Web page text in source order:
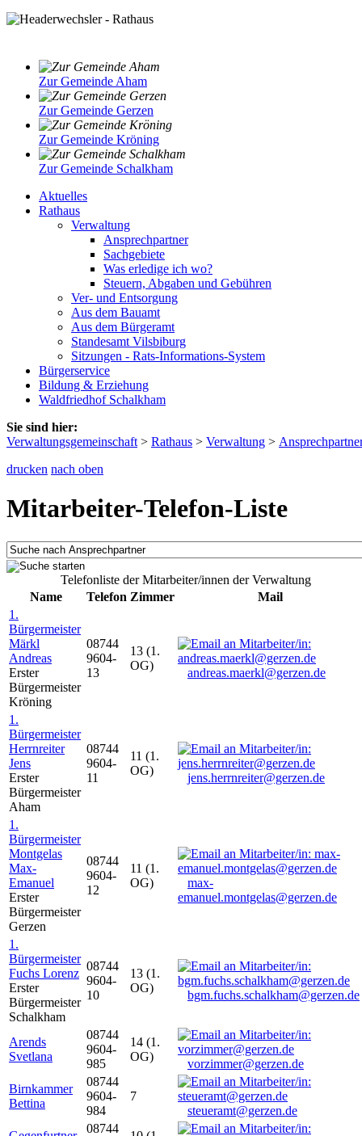
Zur Gemeinde Aham
Zur Gemeinde Gerzen
Zur Gemeinde Kröning
Zur Gemeinde Schalkham
Aktuelles
Rathaus
Verwaltung
Ansprechpartner
Sachgebiete
Was erledige ich wo?
Steuern, Abgaben und Gebühren
Ver- und Entsorgung
Aus dem Bauamt
Aus dem Bürgeramt
Standesamt Vilsbiburg
Sitzungen - Rats-Informations-System
Bürgerservice
Bildung & Erziehung
Waldfriedhof Schalkham
Sie sind hier:
Verwaltungsgemeinschaft > Rathaus > Verwaltung >
drucken nach oben
Mitarbeiter-Telefon-Liste
Telefonliste der Mitarbeiter/innen der Verwaltung
Name
Telefon Zimmer
Mail
1.
Bürgermeister
Märkl
Andreas
Erster
Bürgermeister
Kröning
08744
9604-
13
13 (1.
OG)
andreas.maerkl@gerzen.de
1.
Bürgermeister
Herrnreiter
Jens
Erster
Bürgermeister
Aham
08744
9604-
11
11 (1.
OG)
jens.herrnreiter@gerzen.de
1.
Bürgermeister
Montgelas
Max-
Emanuel
Erster
Bürgermeister
Gerzen
08744
9604-
12
11 (1.
OG)
max-
emanuel.montgelas@gerzen.de
1.
Bürgermeister
Fuchs Lorenz
Erster
Bürgermeister
Schalkham
08744
9604-
10
13 (1.
OG)
bgm.fuchs.schalkham@gerzen.de
Arends
Svetlana
08744
9604-
985
14 (1.
OG)
vorzimmer@gerzen.de
Birnkammer
Bettina
08744
9604-
984
7
steueramt@gerzen.de
08744